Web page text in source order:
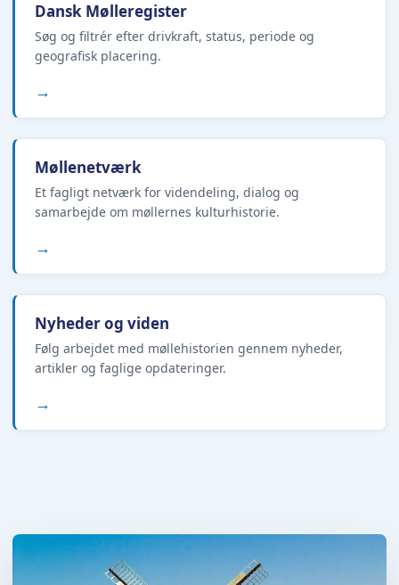
Dansk Mølleregister
Søg og filtrér efter drivkraft, status, periode og
geografisk placering.
→
Møllenetværk
Et fagligt netværk for videndeling, dialog og
samarbejde om møllernes kulturhistorie.
→
Nyheder og viden
Følg arbejdet med møllehistorien gennem nyheder,
artikler og faglige opdateringer.
→